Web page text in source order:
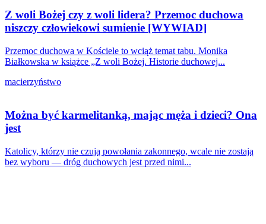
Z woli Bożej czy z woli lidera? Przemoc duchowa
niszczy człowiekowi sumienie [WYWIAD]
Przemoc duchowa w Kościele to wciąż temat tabu. Monika
Białkowska w książce „Z woli Bożej. Historie duchowej...
macierzyństwo
Można być karmelitanką, mając męża i dzieci? Ona
jest
Katolicy, którzy nie czują powołania zakonnego, wcale nie zostają
bez wyboru — dróg duchowych jest przed nimi...